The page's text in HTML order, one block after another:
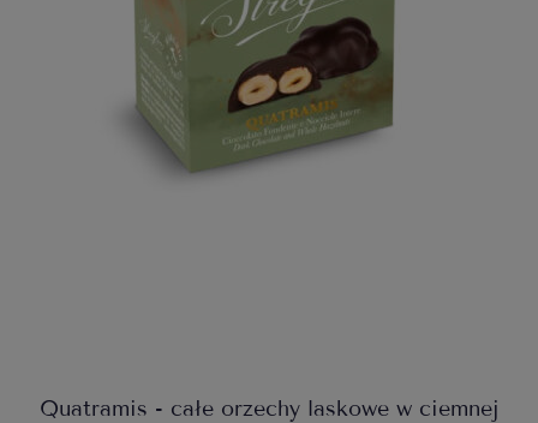
Quatramis - całe orzechy laskowe w ciemnej